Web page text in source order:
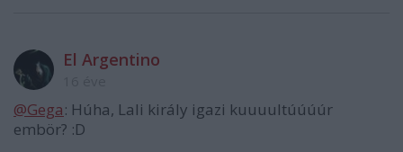
El Argentino
@Gega: Húha, Lali király igazi kuuuultúúúúr
embör? :D